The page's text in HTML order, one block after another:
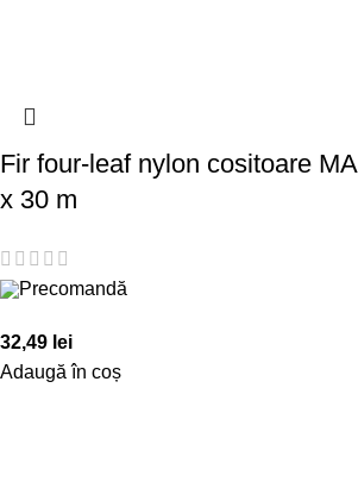
Fir four-leaf nylon cositoare
x 30 m
Precomandă
32,49 lei
Adaugă în coș